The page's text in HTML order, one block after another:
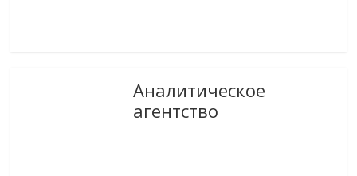
Аналитическое
агентство